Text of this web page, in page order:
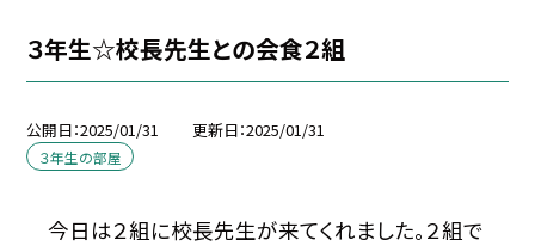
３年生☆校長先生との会食２組
公開日 2025/01/31 更新日 2025/01/31
３年生の部屋
今日は２組に校長先生が来てくれました。２組で